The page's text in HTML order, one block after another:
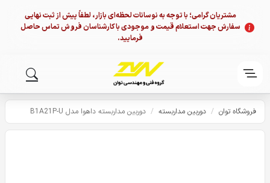
مشتریان گرامی؛ با توجه به نوسانات لحظه‌ای بازار، لطفاً پیش از ثبت نهایی
سفارش جهت استعلام قیمت و موجودی با کارشناسان فروش تماس حاصل
فرمایید.
فروشگاه توان / دوربین مداربسته / دوربین مداربسته داهوا مدل B1A21P-U